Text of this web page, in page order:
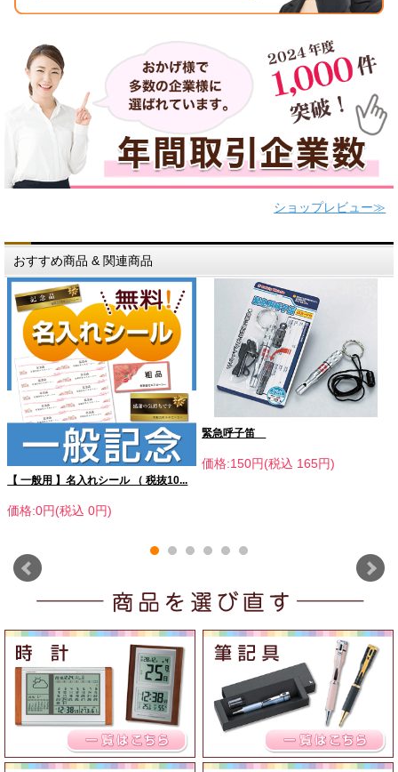
ショップレビュー≫
おすすめ商品 & 関連商品
【 一般用 】名入れシール （ 税抜10...
価格:0円(税込 0円)
緊急呼子笛
価格:150円(税込 165円)